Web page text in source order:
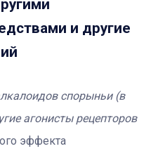
и другие
спорыньи (в
агонисты рецепторов
эффекта